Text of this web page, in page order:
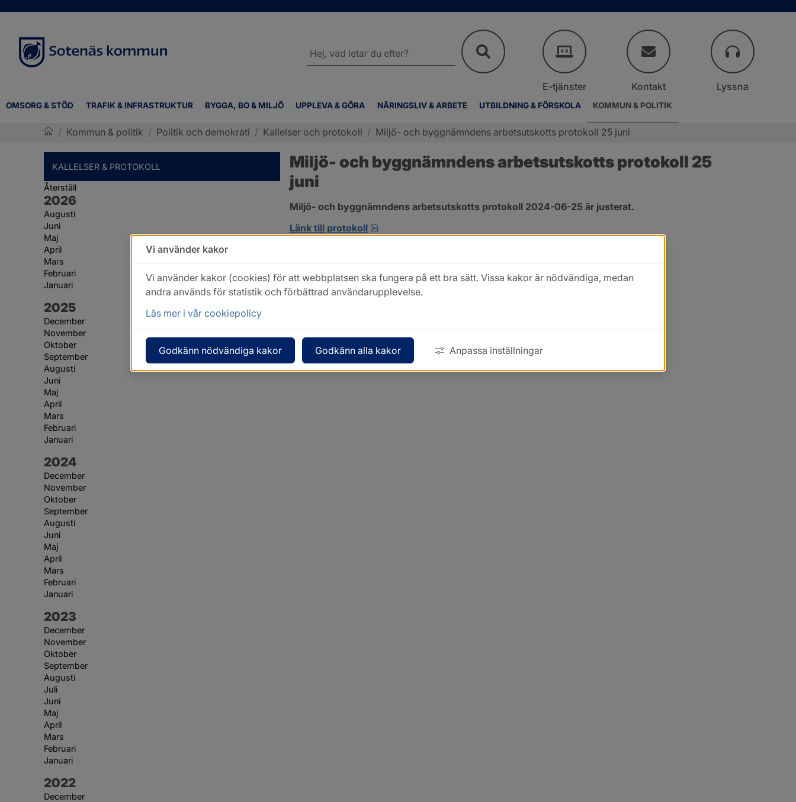
OMSORG & STÖD TRAFIK & INFRASTRUKTUR BYGGA, BO & MILJÖ UPPLEVA & GÖRA NÄRINGSLIV & ARBETE UTBILDNING & FÖRSKOLA KOMMUN & POLITIK
webbplatsen
E-tjänster Kontakt Lyssna
/ Kommun & politik / Politik och demokrati / Kallelser och protokoll / Miljö- och byggnämndens arbetsutskotts protokoll 25 juni
KALLELSER & PROTOKOLL
Återställ
År:
2026
Augusti
Juni
Maj
April
Mars
Februari
Januari
År:
2025
December
November
Oktober
September
Augusti
Juni
Maj
April
Mars
Februari
Januari
År:
2024
December
November
Oktober
September
Augusti
Juni
Maj
April
Mars
Februari
Januari
År:
2023
December
November
Oktober
September
Augusti
Juli
Juni
Maj
April
Mars
Februari
Januari
År:
2022
December
Miljö- och byggnämndens arbetsutskotts protokoll 25
juni
Miljö- och byggnämndens arbetsutskotts protokoll 2024-06-25 är justerat.
Länk till protokoll
pdf, 419.9 kB, öppnas i nytt fönster.
Vi använder kakor
Vi använder kakor (cookies) för att webbplatsen ska fungera på ett bra sätt. Vissa kakor är nödvändiga, medan
andra används för statistik och förbättrad användarupplevelse.
Läs mer i vår cookiepolicy
Godkänn nödvändiga kakor Godkänn alla kakor Anpassa inställningar